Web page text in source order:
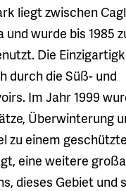
liegt zwischen
und wurde bis 1985
Die
durch die Süß- und
Im Jahr 1999
Überwinterung
zu einem
eine weitere
dieses Gebiet und